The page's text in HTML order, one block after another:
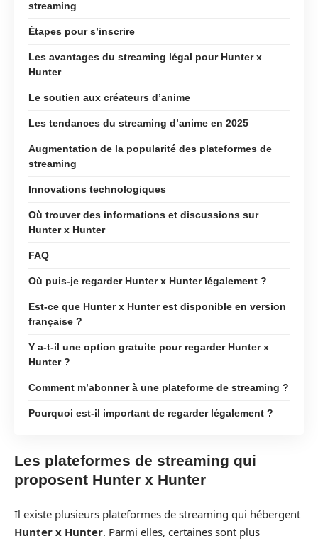
streaming
Étapes pour s’inscrire
Les avantages du streaming légal pour Hunter x
Hunter
Le soutien aux créateurs d’anime
Les tendances du streaming d’anime en 2025
Augmentation de la popularité des plateformes de
streaming
Innovations technologiques
Où trouver des informations et discussions sur
Hunter x Hunter
FAQ
Où puis-je regarder Hunter x Hunter légalement ?
Est-ce que Hunter x Hunter est disponible en version
française ?
Y a-t-il une option gratuite pour regarder Hunter x
Hunter ?
Comment m’abonner à une plateforme de streaming ?
Pourquoi est-il important de regarder légalement ?
Les plateformes de streaming qui
proposent Hunter x Hunter
Il existe plusieurs plateformes de streaming qui hébergent
Hunter x Hunter. Parmi elles, certaines sont plus